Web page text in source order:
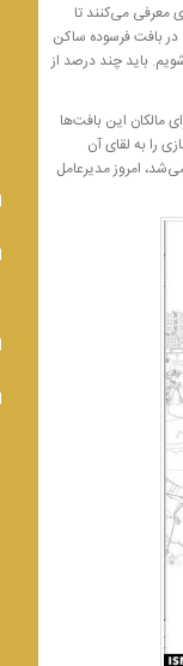
معرفی می‌کنند تا
بافت فرسوده ساکن
تهران غافل شویم. باید چند درصد از
مالکان این بافت‌ها
را به لقای آن
از ۱۰ سال قبل با جدیت دنبال می‌شد، امروز مدیرعامل